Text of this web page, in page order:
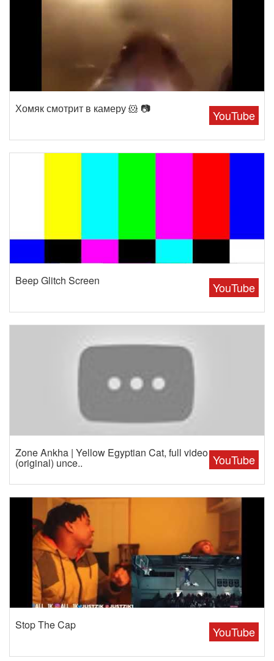
YouTube
Хомяк смотрит в камеру 🐹 📷
YouTube
Beep Glitch Screen
YouTube
Zone Ankha | Yellow Egyptian Cat, full video
(original) unce..
YouTube
Stop The Cap